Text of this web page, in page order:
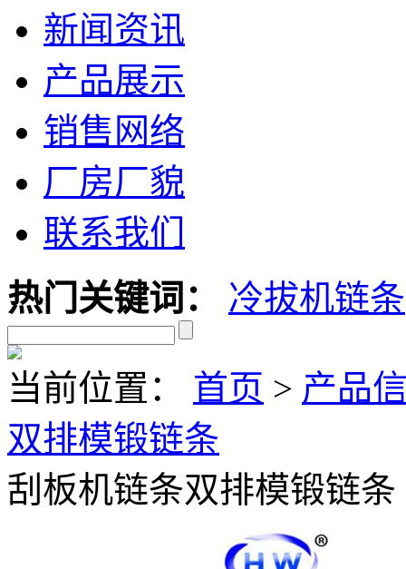
新闻资讯
产品展示
销售网络
厂房厂貌
联系我们
热门关键词：
冷拔机链条
当前位置： 首页 > 产品
双排模锻链条
刮板机链条双排模锻链条